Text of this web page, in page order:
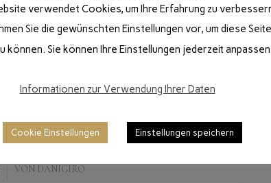
VON DANIGIRO
verwendet Cookies, um Ihre Erfahrung zu
Sie die gewünschten Einstellungen vor, um diese Seite
können. Sie können Ihre Einstellungen jederzeit
Informationen zur Verwendung Ihrer Daten
Cookie Einstellungen Einstellungen speichern